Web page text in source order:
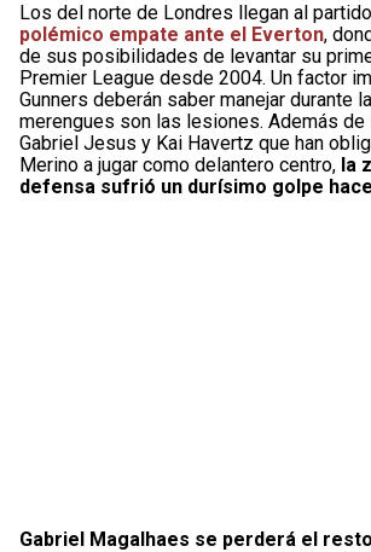
Los del norte de Londres llegan al
polémico empate ante el Everton,
de sus posibilidades de levantar su
Premier League desde 2004. Un factor
Gunners deberán saber manejar durante
merengues son las lesiones. Además
Gabriel Jesus y Kai Havertz que han
Merino a jugar como delantero centro, la
defensa sufrió un durísimo golpe
Gabriel Magalhaes se perderá el